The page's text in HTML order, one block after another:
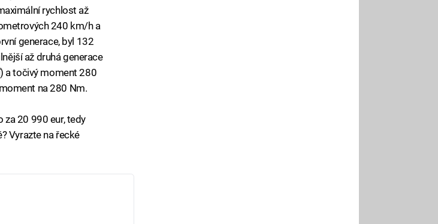
rychlost až
240 km/h a
generace, byl 132
až druhá generace
a točivý moment 280
na 280 Nm.
za 20 990 eur, tedy
Vyrazte na řecké